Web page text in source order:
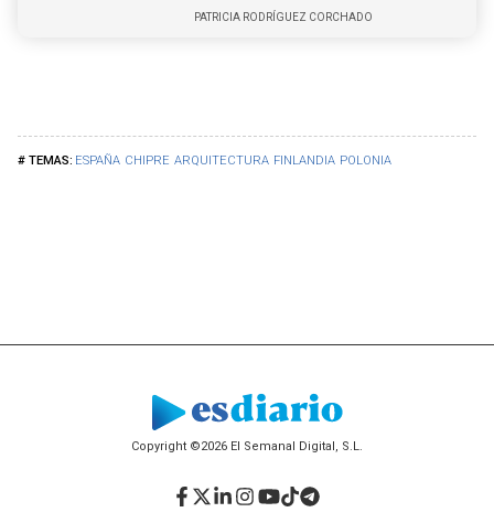
ESPAÑA CHIPRE ARQUITECTURA FINLANDIA POLONIA
PATRICIA RODRÍGUEZ CORCHADO
Copyright ©2026 El Semanal Digital, S.L.
Facebook
Twitter
LinkedIn
Instagram
YouTube
TikTok
Telegram